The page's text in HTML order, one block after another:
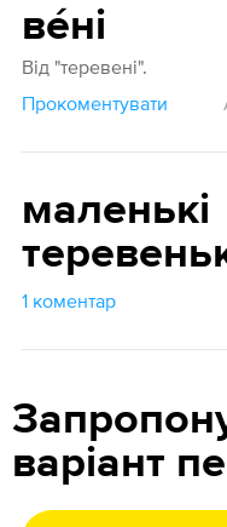
вéні
Від "теревені".
Прокоментувати
маленькі
1 коментар
варіант